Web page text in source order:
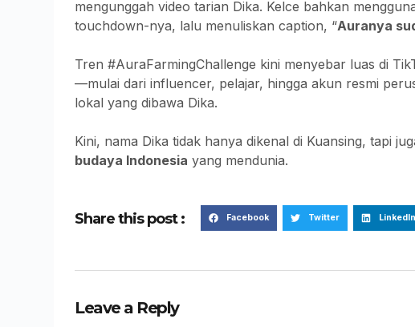
mengunggah video tarian Dika. Kelce bahkan
touchdown-nya, lalu menuliskan caption, “Auranya
Tren #AuraFarmingChallenge kini menyebar luas di
—mulai dari influencer, pelajar, hingga akun resmi
lokal yang dibawa Dika.
Kini, nama Dika tidak hanya dikenal di Kuansing, tapi
budaya Indonesia yang mendunia.
Share this post : Facebook Twitter LinkedIn
Leave a Reply